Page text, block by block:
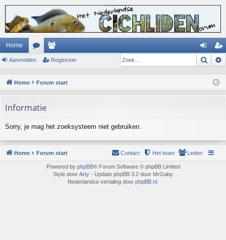
Home
or
m
s
ed an
el
eg
re
Aanmelden Registreer Zoek
Home Forum start
Informatie
Sorry, je mag het zoeksysteem niet gebruiken.
Home Forum start Leden
Het team
Contact
Powered by phpBB® Forum Software © phpBB Limited
Style door Arty - Update phpBB 3.2 door MrGaby
Nederlandse vertaling door phpBB.nl